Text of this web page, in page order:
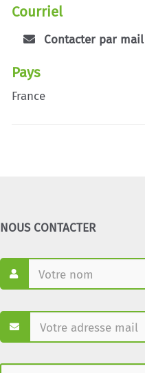
Courriel
Contacter par mail
Pays
France
NOUS CONTACTER